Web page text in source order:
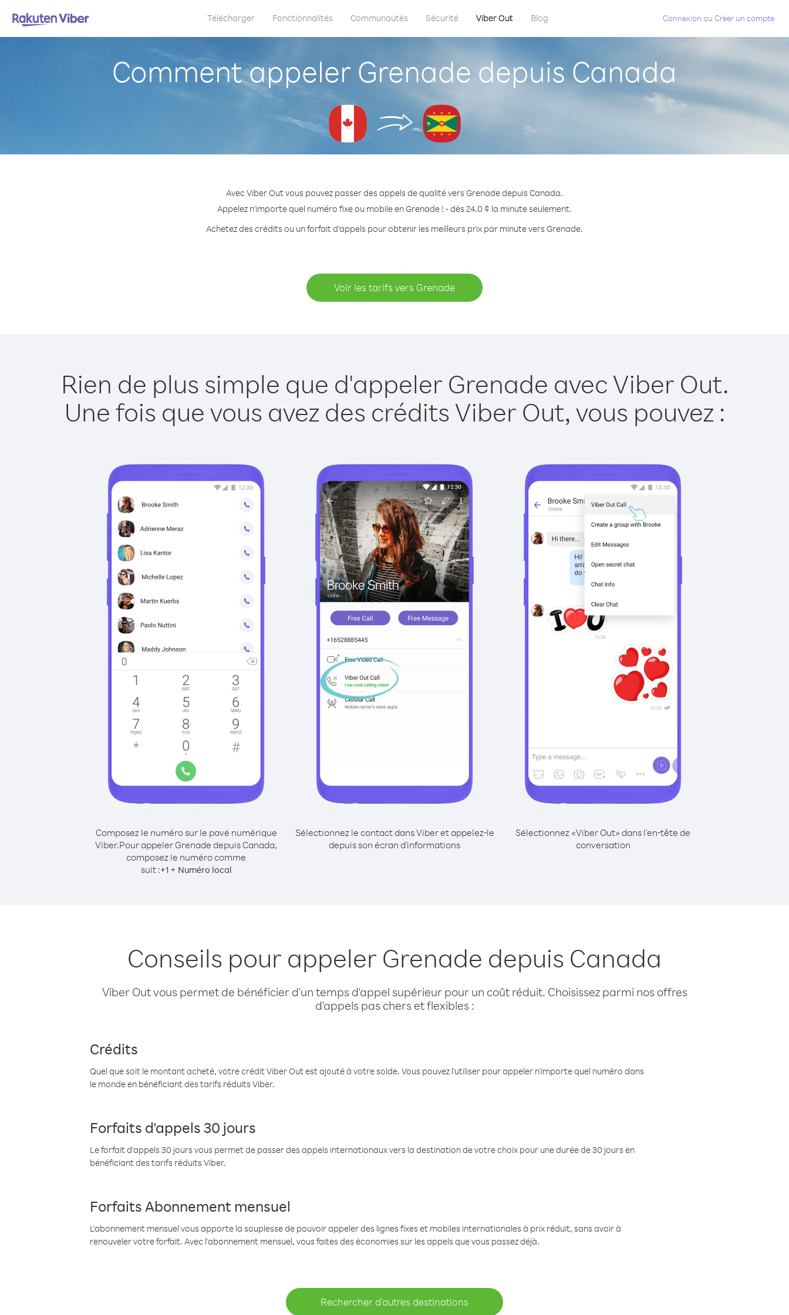
Télécharger Fonctionnalités Communautés Sécurité Viber Out Blog Connexion ou Créer un compte
Comment appeler Grenade depuis Canada
Avec Viber Out vous pouvez passer des appels de qualité vers Grenade depuis Canada.
Appelez n'importe quel numéro fixe ou mobile en Grenade ! - dès 24.0 ¢ la minute seulement.
Achetez des crédits ou un forfait d’appels pour obtenir les meilleurs prix par minute vers Grenade.
Voir les tarifs vers Grenade
Rien de plus simple que d'appeler Grenade avec Viber Out.
Une fois que vous avez des crédits Viber Out, vous pouvez :
Composez le numéro sur le pavé numérique
Viber.Pour appeler Grenade depuis Canada,
composez le numéro comme
suit :+1+ Numéro local
Sélectionnez le contact dans Viber et appelez-le
depuis son écran d'informations
Sélectionnez «Viber Out» dans l'en-tête de
conversation
Conseils pour appeler Grenade depuis Canada
Viber Out vous permet de bénéficier d'un temps d'appel supérieur pour un coût réduit. Choisissez parmi nos offres
d'appels pas chers et flexibles :
Crédits
Quel que soit le montant acheté, votre crédit Viber Out est ajouté à votre solde. Vous pouvez l'utiliser pour appeler n'importe quel numéro dans
le monde en bénéficiant des tarifs réduits Viber.
Forfaits d'appels 30 jours
Le forfait d'appels 30 jours vous permet de passer des appels internationaux vers la destination de votre choix pour une durée de 30 jours en
bénéficiant des tarifs réduits Viber.
Forfaits Abonnement mensuel
L'abonnement mensuel vous apporte la souplesse de pouvoir appeler des lignes fixes et mobiles internationales à prix réduit, sans avoir à
renouveler votre forfait. Avec l'abonnement mensuel, vous faites des économies sur les appels que vous passez déjà.
Rechercher d'autres destinations